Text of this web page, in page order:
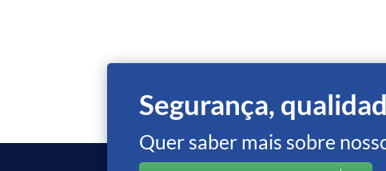
Segurança,
Quer saber mais sobre